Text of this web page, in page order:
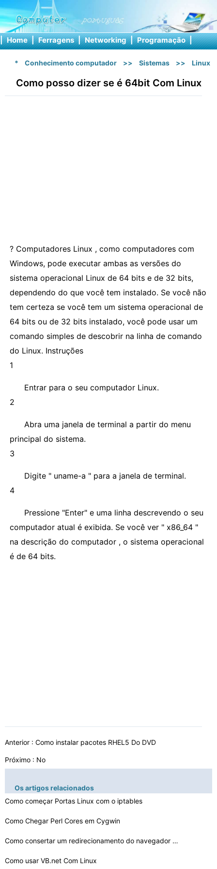
| Home | Ferragens | Networking | Programação |
* Conhecimento computador >> Sistemas >> Linux
Como posso dizer se é 64bit Com Linux
? Computadores Linux , como computadores com
Windows, pode executar ambas as versões do
sistema operacional Linux de 64 bits e de 32 bits,
dependendo do que você tem instalado. Se você não
tem certeza se você tem um sistema operacional de
64 bits ou de 32 bits instalado, você pode usar um
comando simples de descobrir na linha de comando
do Linux. Instruções
1
Entrar para o seu computador Linux.
2
Abra uma janela de terminal a partir do menu
principal do sistema.
3
Digite " uname-a " para a janela de terminal.
4
Pressione "Enter" e uma linha descrevendo o seu
computador atual é exibida. Se você ver " x86_64 "
na descrição do computador , o sistema operacional
é de 64 bits.
Anterior : Como instalar pacotes RHEL5 Do DVD
Próximo : No
Os artigos relacionados
Como começar Portas Linux com o iptables
Como Chegar Perl Cores em Cygwin
Como consertar um redirecionamento do navegador no Linu…
Como usar VB.net Com Linux